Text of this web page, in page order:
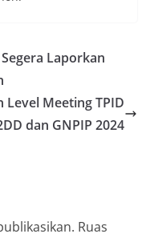
Laporkan
Meeting TPID
dan GNPIP 2024
Ruas